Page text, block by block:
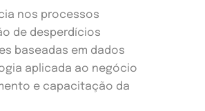
nos processos
de desperdícios
baseadas em dados
aplicada ao negócio
e capacitação da